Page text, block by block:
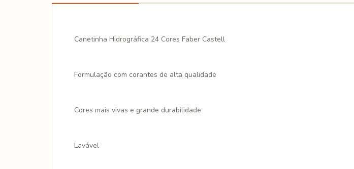
Canetinha Hidrográfica 24 Cores Faber Castell
Formulação com corantes de alta qualidade
Cores mais vivas e grande durabilidade
Lavável